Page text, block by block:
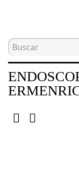
Inicio